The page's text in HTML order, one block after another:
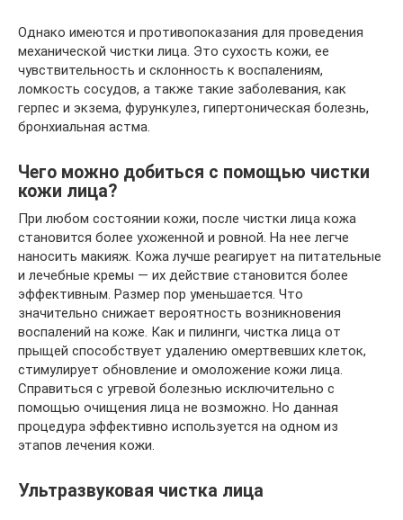
Однако имеются и противопоказания для проведения
механической чистки лица. Это сухость кожи, ее
чувствительность и склонность к воспалениям,
ломкость сосудов, а также такие заболевания, как
герпес и экзема, фурункулез, гипертоническая болезнь,
бронхиальная астма.
Чего можно добиться с помощью чистки
кожи лица?
При любом состоянии кожи, после чистки лица кожа
становится более ухоженной и ровной. На нее легче
наносить макияж. Кожа лучше реагирует на питательные
и лечебные кремы — их действие становится более
эффективным. Размер пор уменьшается. Что
значительно снижает вероятность возникновения
воспалений на коже. Как и пилинги, чистка лица от
прыщей способствует удалению омертвевших клеток,
стимулирует обновление и омоложение кожи лица.
Справиться с угревой болезнью исключительно с
помощью очищения лица не возможно. Но данная
процедура эффективно используется на одном из
этапов лечения кожи.
Ультразвуковая чистка лица